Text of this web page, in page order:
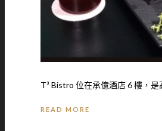
T³ Bistro 位在承億酒店 6 樓，
READ MORE